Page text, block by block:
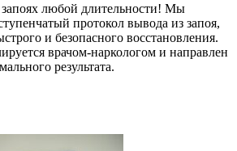
любой длительности! Мы
протокол вывода из запоя,
и безопасного восстановления.
врачом-наркологом и направлен
результата.